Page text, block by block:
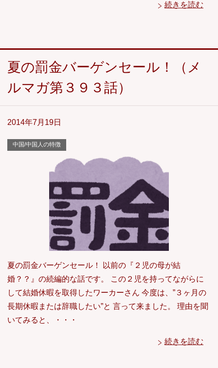
続きを読む
夏の罰金バーゲンセール！（メ
ルマガ第３９３話）
2014年7月19日
中国/中国人の特徴
夏の罰金バーゲンセール！ 以前の『２児の母が結
婚？？』の続編的な話です。 この２児を持ってながらに
して結婚休暇を取得したワーカーさん 今度は、”３ヶ月の
長期休暇または辞職したい”と 言って来ました。 理由を聞
いてみると、・・・
続きを読む